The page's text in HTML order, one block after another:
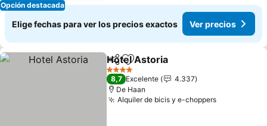
Opción destacada
Elige fechas para ver los precios exactos Ver precios
CompartirAgregar a favoritos
Hotel Astoria
4 Estrellas
8,7 Excelente
4.337
De Haan
Alquiler de bicis y e-choppers